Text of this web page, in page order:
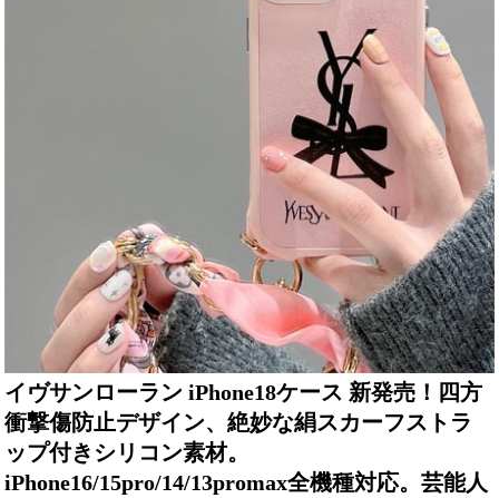
イヴサンローラン iPhone18ケース 新発売！四方
衝撃傷防止デザイン、絶妙な絹スカーフストラ
ップ付きシリコン素材。
iPhone16/15pro/14/13promax全機種対応。芸能人